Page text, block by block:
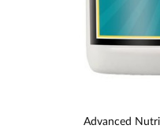
Advanced